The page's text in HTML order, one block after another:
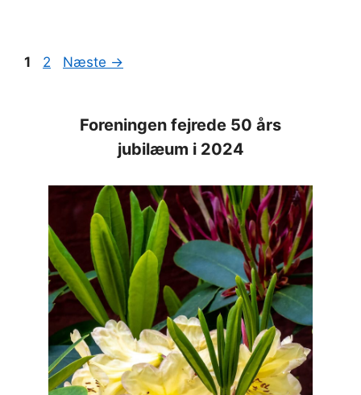
Side
1 Side
2 Næste →
Foreningen fejrede 50 års
jubilæum i 2024